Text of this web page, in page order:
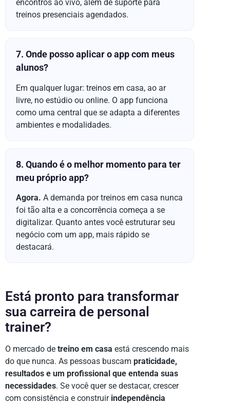
encontros ao vivo, além de suporte para
treinos presenciais agendados.
7. Onde posso aplicar o app com meus
alunos?
Em qualquer lugar: treinos em casa, ao ar
livre, no estúdio ou online. O app funciona
como uma central que se adapta a diferentes
ambientes e modalidades.
8. Quando é o melhor momento para ter
meu próprio app?
Agora. A demanda por treinos em casa nunca
foi tão alta e a concorrência começa a se
digitalizar. Quanto antes você estruturar seu
negócio com um app, mais rápido se
destacará.
Está pronto para transformar
sua carreira de personal
trainer?
O mercado de treino em casa está crescendo mais
do que nunca. As pessoas buscam praticidade,
resultados e um profissional que entenda suas
necessidades. Se você quer se destacar, crescer
com consistência e construir independência